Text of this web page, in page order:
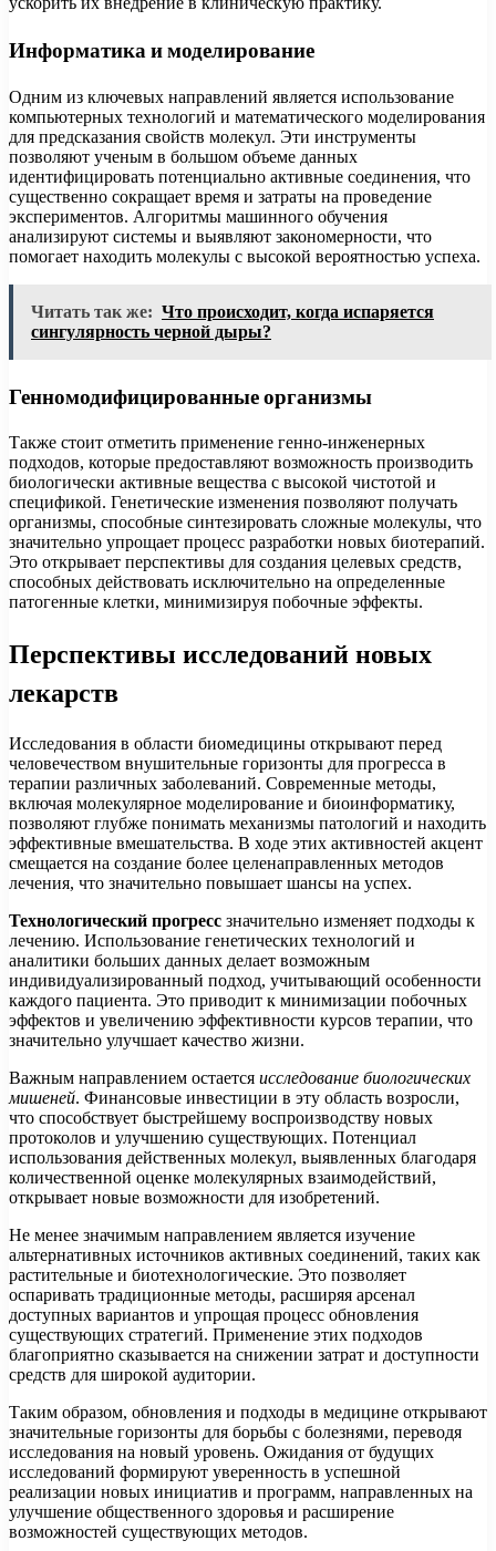
Информатика и моделирование
Одним из ключевых направлений является использование
компьютерных технологий и математического моделирования
для предсказания свойств молекул. Эти инструменты
позволяют ученым в большом объеме данных
идентифицировать потенциально активные соединения, что
существенно сокращает время и затраты на проведение
экспериментов. Алгоритмы машинного обучения
анализируют системы и выявляют закономерности, что
помогает находить молекулы с высокой вероятностью успеха.
Читать так же: Что происходит, когда испаряется
сингулярность черной дыры?
Генномодифицированные организмы
Также стоит отметить применение генно-инженерных
подходов, которые предоставляют возможность производить
биологически активные вещества с высокой чистотой и
спецификой. Генетические изменения позволяют получать
организмы, способные синтезировать сложные молекулы, что
значительно упрощает процесс разработки новых биотерапий.
Это открывает перспективы для создания целевых средств,
способных действовать исключительно на определенные
патогенные клетки, минимизируя побочные эффекты.
Перспективы исследований новых
лекарств
Исследования в области биомедицины открывают перед
человечеством внушительные горизонты для прогресса в
терапии различных заболеваний. Современные методы,
включая молекулярное моделирование и биоинформатику,
позволяют глубже понимать механизмы патологий и находить
эффективные вмешательства. В ходе этих активностей акцент
смещается на создание более целенаправленных методов
лечения, что значительно повышает шансы на успех.
Технологический прогресс значительно изменяет подходы к
лечению. Использование генетических технологий и
аналитики больших данных делает возможным
индивидуализированный подход, учитывающий особенности
каждого пациента. Это приводит к минимизации побочных
эффектов и увеличению эффективности курсов терапии, что
значительно улучшает качество жизни.
Важным направлением остается исследование биологических
мишеней. Финансовые инвестиции в эту область возросли,
что способствует быстрейшему воспроизводству новых
протоколов и улучшению существующих. Потенциал
использования действенных молекул, выявленных благодаря
количественной оценке молекулярных взаимодействий,
открывает новые возможности для изобретений.
Не менее значимым направлением является изучение
альтернативных источников активных соединений, таких как
растительные и биотехнологические. Это позволяет
оспаривать традиционные методы, расширяя арсенал
доступных вариантов и упрощая процесс обновления
существующих стратегий. Применение этих подходов
благоприятно сказывается на снижении затрат и доступности
средств для широкой аудитории.
Таким образом, обновления и подходы в медицине открывают
значительные горизонты для борьбы с болезнями, переводя
исследования на новый уровень. Ожидания от будущих
исследований формируют уверенность в успешной
реализации новых инициатив и программ, направленных на
улучшение общественного здоровья и расширение
возможностей существующих методов.